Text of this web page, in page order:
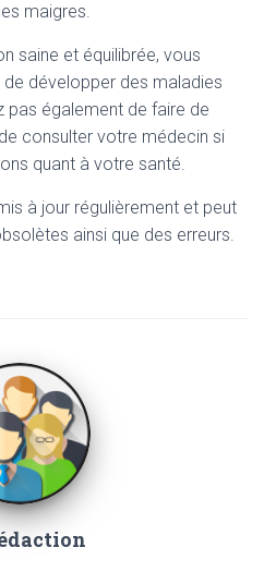
maigres.
saine et équilibrée, vous
développer des maladies
pas également de faire de
consulter votre médecin si
quant à votre santé.
à jour régulièrement et peut
ainsi que des erreurs.